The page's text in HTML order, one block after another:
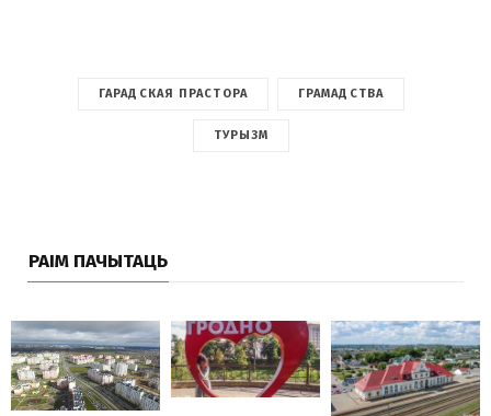
ГАРАДСКАЯ ПРАСТОРА ГРАМАДСТВА
ТУРЫЗМ
РАІМ ПАЧЫТАЦЬ